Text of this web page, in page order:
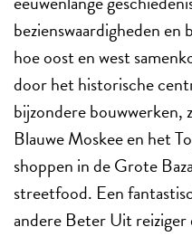
bezienswaardigheden
hoe oost en west
door het historische
bijzondere bouwwerken,
Blauwe Moskee en het
shoppen in de Grote
streetfood. Een
andere Beter Uit reiziger